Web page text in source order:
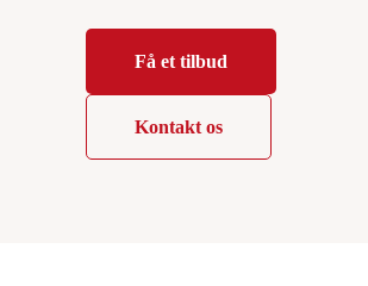
Få et tilbud
Kontakt os